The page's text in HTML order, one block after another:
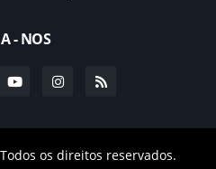
- NOS
Todos os direitos reservados.